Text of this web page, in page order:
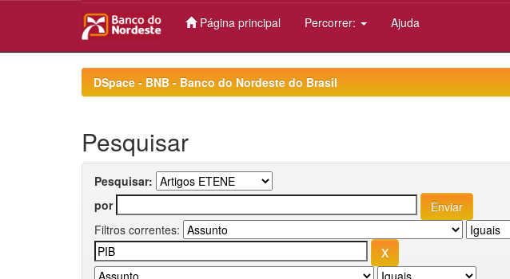
Página principal Percorrer: Ajuda
DSpace - BNB - Banco do Nordeste do Brasil
Pesquisar
Pesquisar:
por
Filtros correntes: